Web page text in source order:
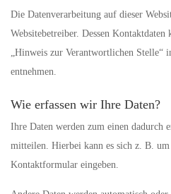
Die Datenverarbeitung auf dieser
Websitebetreiber. Dessen
„Hinweis zur Verantwortlichen Stelle“
entnehmen.
Wie erfassen wir Ihre Daten?
Ihre Daten werden zum einen dadurch
mitteilen. Hierbei kann es sich z. B.
Kontaktformular eingeben.